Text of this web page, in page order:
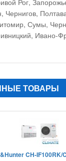
Рог,
Чернигов,
Сумы,
Ивано-
ТОВАРЫ
CH-IF100RK/